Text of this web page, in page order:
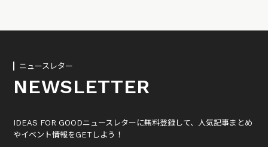
ニュースレター
NEWSLETTER
IDEAS FOR GOODニュースレターに無料登録して、人気記事まとめ
やイベント情報をGETしよう！